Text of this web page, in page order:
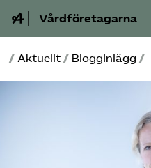
Vårdföretagarna
Välfärdskriminalitet
/ Aktuellt / Blogginlägg /